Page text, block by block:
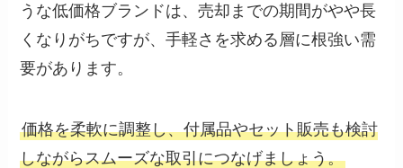
うな低価格ブランドは、売却までの期間がやや長
くなりがちですが、手軽さを求める層に根強い需
要があります。
価格を柔軟に調整し、付属品やセット販売も検討
しながらスムーズな取引につなげましょう。